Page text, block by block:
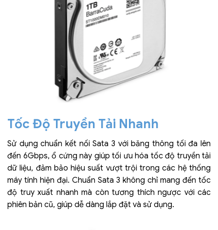
Tốc Độ Truyền Tải Nhanh
Sử dụng chuẩn kết nối Sata 3 với băng thông tối đa lên
đến 6Gbps, ổ cứng này giúp tối ưu hóa tốc độ truyền tải
dữ liệu, đảm bảo hiệu suất vượt trội trong các hệ thống
máy tính hiện đại. Chuẩn Sata 3 không chỉ mang đến tốc
độ truy xuất nhanh mà còn tương thích ngược với các
phiên bản cũ, giúp dễ dàng lắp đặt và sử dụng.